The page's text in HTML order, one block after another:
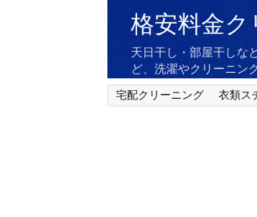
格安料金ク
天日干し・部屋干しな
ど、洗濯やクリーニン
宅配クリーニング 衣類ス